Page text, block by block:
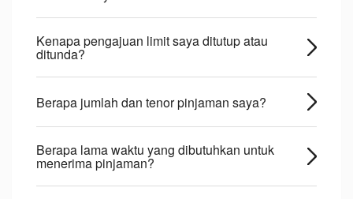
Kenapa pengajuan limit saya ditutup atau
ditunda?
Berapa jumlah dan tenor pinjaman saya?
Berapa lama waktu yang dibutuhkan untuk
menerima pinjaman?